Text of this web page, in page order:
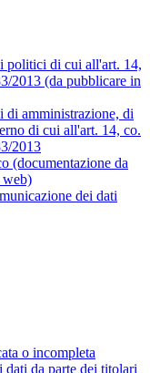
politici di cui all'art. 14,
2013 (da pubblicare in
amministrazione, di
di cui all'art. 14, co.
2013
(documentazione da
web)
dei dati
o incompleta
dati da parte dei titolari